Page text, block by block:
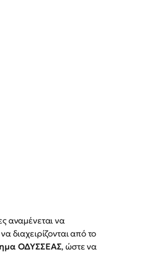
αναμένεται να
διαχειρίζονται από το
ΟΔΥΣΣΕΑΣ, ώστε να